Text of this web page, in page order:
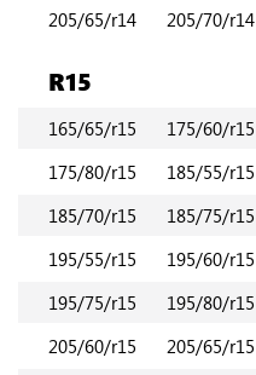
205/65/r14
205/70/r14
R15
165/65/r15 175/60/r15
175/80/r15
185/55/r15
185/70/r15
185/75/r15
195/55/r15
195/60/r15
195/75/r15
195/80/r15
205/60/r15
205/65/r15